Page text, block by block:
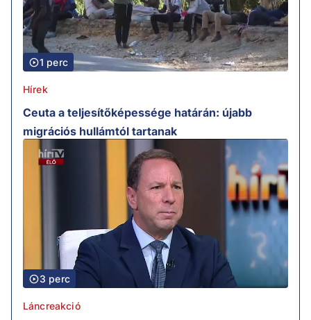
1 perc
Hírek
Ceuta a teljesítőképessége határán: újabb
migrációs hullámtól tartanak
3 perc
Láncreakció